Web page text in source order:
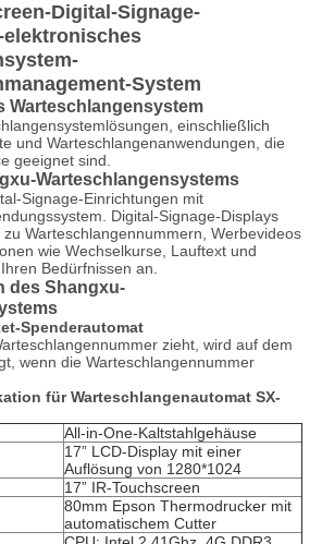
Digital-Signage-
System
Warteschlangensystem
einschließlich
und Warteschlangenanwendungen, die
geeignet sind.
Warteschlangensystems
Signage-Einrichtungen mit
Digital-Signage-Displays
Warteschlangennummern, Werbevideos
wie Wechselkurse, Lauftext und
Bedürfnissen an.
des Shangxu-
Spenderautomat
zieht, wird auf dem
wenn die Warteschlangennummer
für Warteschlangenautomat SX-
All-in-One-Kaltstahlgehäuse
17” LCD-Display mit einer
Auflösung von 1280*1024
17” IR-Touchscreen
80mm Epson Thermodrucker mit
automatischem Cutter